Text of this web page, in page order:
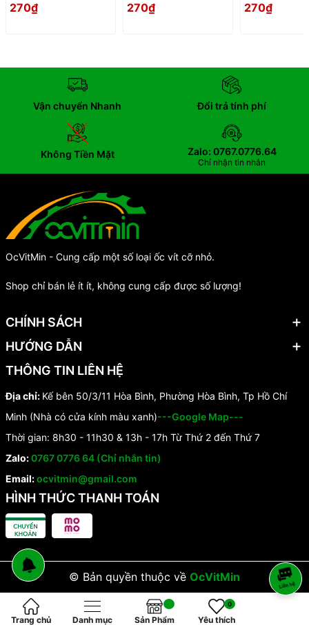
270₫ 270₫
Cung
270₫
Vận chuyển Nhanh Đổi trả tính phí
Không Tiền Mặt Zalo: 0767.0776.64
Chỉ nhận tin nhắn
OcVitMin - Cung cấp một số loại ốc vít cỡ nhỏ.
Shop chỉ bán lẻ ít ít, không cung cấp được số lượng!
CHÍNH SÁCH
HƯỚNG DẪN
THÔNG TIN LIÊN HỆ
Địa chỉ: Kế bên 50/3/11 Hòa Bình, Phường Hòa Bình, Tp Hồ Chí
Minh (Nhà có cửa kính màu xanh)---Google Map---
Thời gian: 8h30 - 11h30 & 13h - 17h Từ Thứ 2 đến Thứ 7
Zalo:0767 0776 64 (Chỉ nhắn tin)
Email:ocvitmin@gmail.com
HÌNH THỨC THANH TOÁN
© Bản quyền thuộc về OcVitMin
Trang chủ Danh mục Sản Phẩm
0
Yêu thích